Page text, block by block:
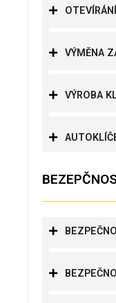
VÝMĚNA
VÝROBA